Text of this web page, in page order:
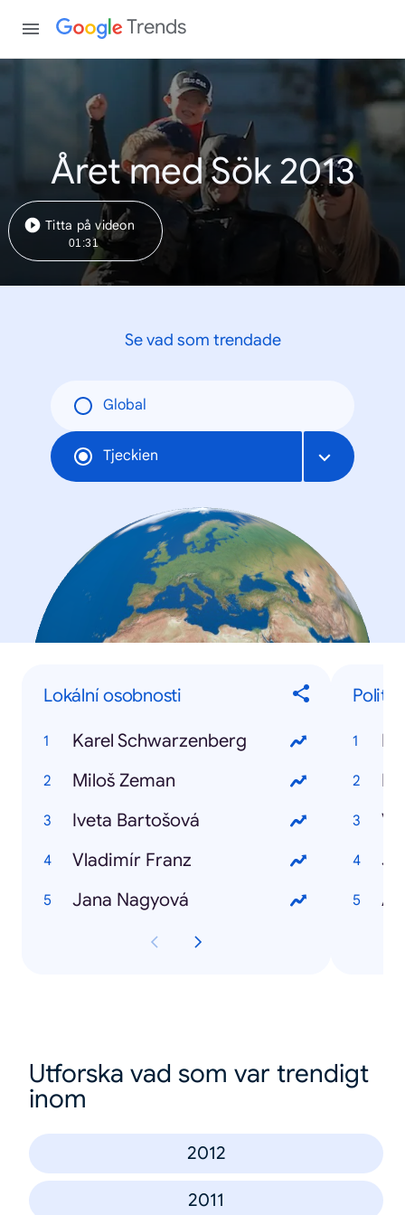
Trends
Året med Sök 2013
Titta på videon
01:31
Se vad som trendade
Global
Tjeckien
Lokální osobnosti
Karel Schwarzenberg
Miloš Zeman
Iveta Bartošová
Vladimír Franz
Jana Nagyová
Politici
Utforska vad som var trendigt
inom
2012
2011